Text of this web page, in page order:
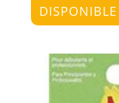
DISPONIBLE